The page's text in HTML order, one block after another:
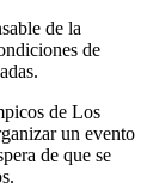
de la
de
de Los
un evento
de que se